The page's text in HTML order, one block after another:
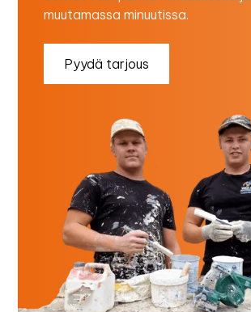
muutamassa minuutissa.
Pyydä tarjous